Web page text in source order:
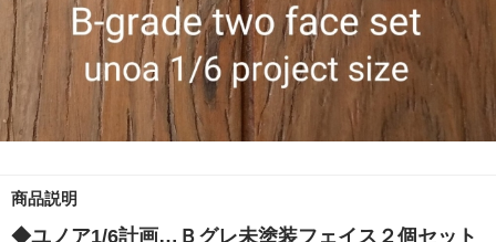
商品説明
◆ユノア1/6計画…Ｂグレ未塗装フェイス２個セット